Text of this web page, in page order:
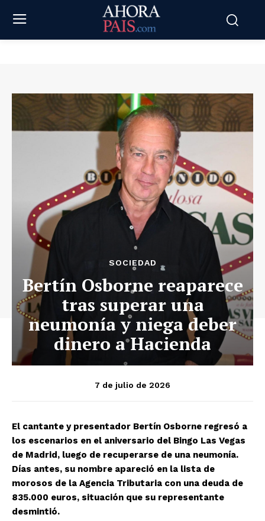
SOCIEDAD
Bertín Osborne reaparece
tras superar una
neumonía y niega deber
dinero a Hacienda
7 de julio de 2026
El cantante y presentador Bertín Osborne regresó a
los escenarios en el aniversario del Bingo Las Vegas
de Madrid, luego de recuperarse de una neumonía.
Días antes, su nombre apareció en la lista de
morosos de la Agencia Tributaria con una deuda de
835.000 euros, situación que su representante
desmintió.